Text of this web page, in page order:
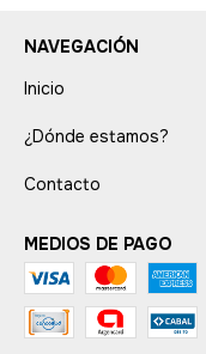
NAVEGACIÓN
Inicio
¿Dónde estamos?
Contacto
MEDIOS DE PAGO